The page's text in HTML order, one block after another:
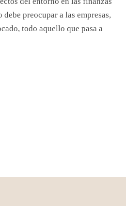
preocupar a las empresas,
todo aquello que pasa a